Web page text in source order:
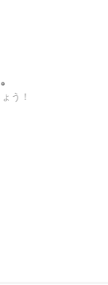
う！